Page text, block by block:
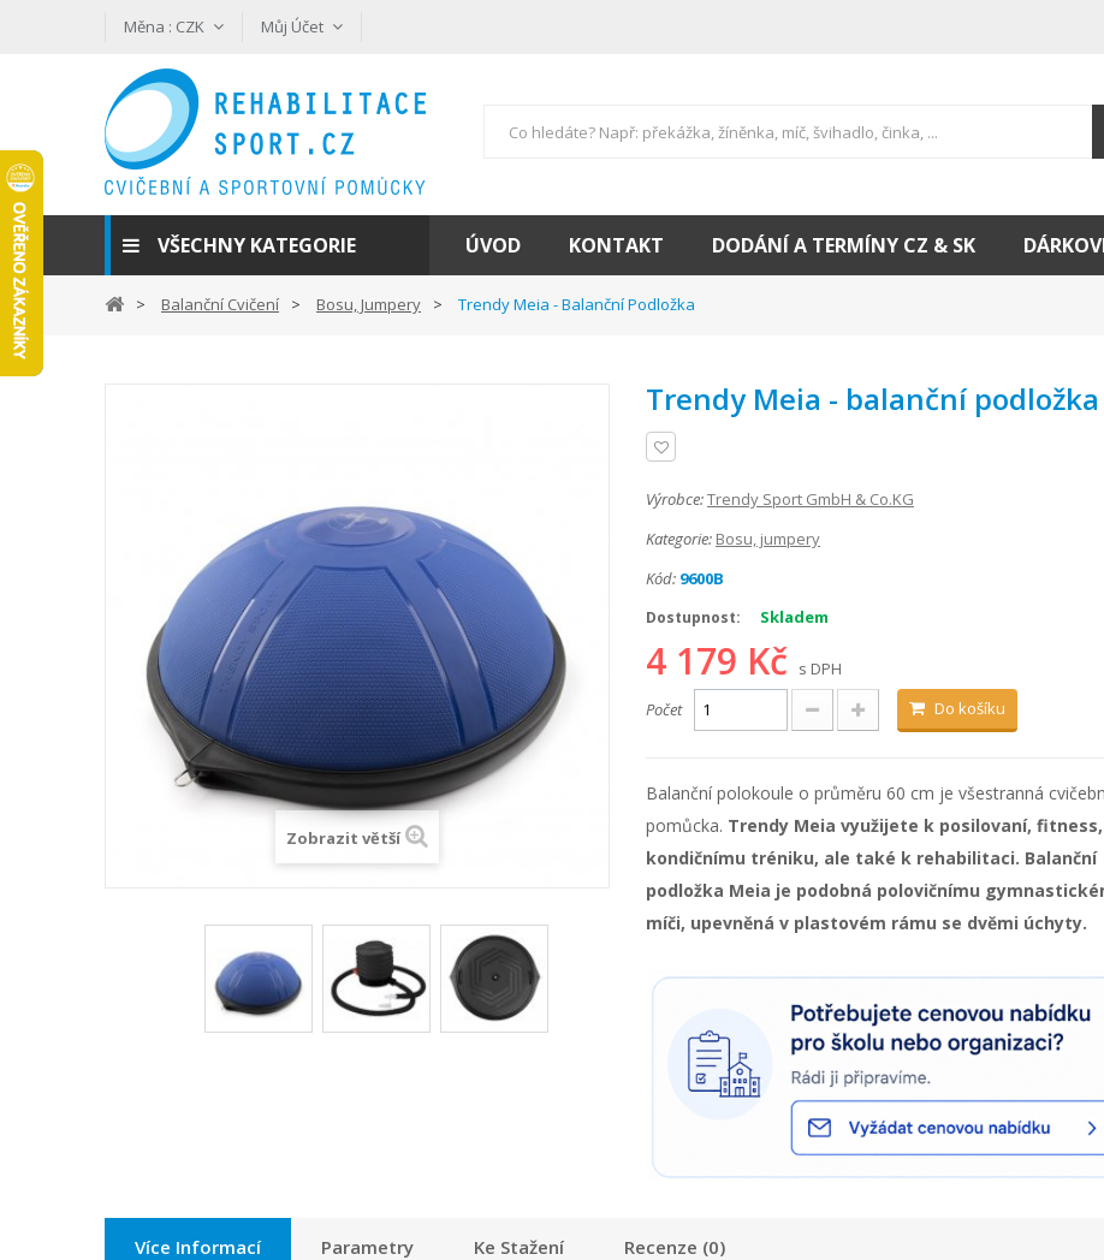
Měna : CZK Můj Účet
VŠECHNY KATEGORIE ÚVOD KONTAKT DODÁNÍ A TERMÍNY CZ & SK
Balanční Cvičení Bosu, Jumpery Trendy Meia - Balanční Podložka
Zobrazit větší
Trendy Meia - balanční podložka
Výrobce:Trendy Sport GmbH & Co.KG
Kategorie: Bosu, jumpery
Kód: 9600B
Dostupnost: Skladem
4 179 Kč
s DPH
Počet
Do košíku
Balanční polokoule o průměru 60 cm je všestranná
pomůcka. Trendy Meia využijete k posilovaní, fitness,
kondičnímu tréniku, ale také k rehabilitaci. Balanční
podložka Meia je podobná polovičnímu
míči, upevněná v plastovém rámu se dvěmi úchyty.
Více Informací Parametry Ke Stažení Recenze (0)